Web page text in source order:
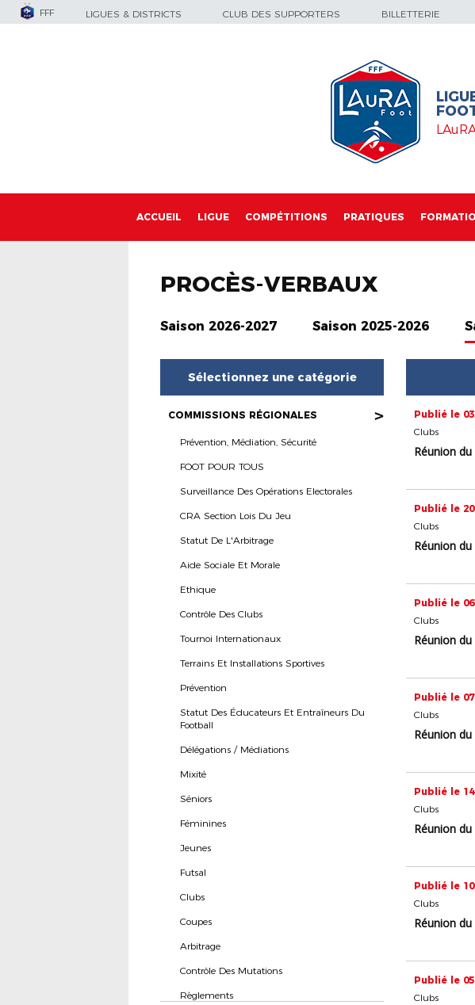
FFF LIGUES & DISTRICTS CLUB DES SUPPORTERS BILLETTERIE
ACCUEIL LIGUE COMPÉTITIONS PRATIQUES
PROCÈS-VERBAUX
Saison 2026-2027 Saison 2025-2026
Sélectionnez une catégorie
COMMISSIONS RÉGIONALES >
Prévention, Médiation, Sécurité
FOOT POUR TOUS
Surveillance Des Opérations Electorales
CRA Section Lois Du Jeu
Statut De L'Arbitrage
Aide Sociale Et Morale
Ethique
Contrôle Des Clubs
Tournoi Internationaux
Terrains Et Installations Sportives
Prévention
Statut Des Éducateurs Et Entraîneurs Du
Football
Délégations / Médiations
Mixité
Séniors
Féminines
Jeunes
Futsal
Clubs
Coupes
Arbitrage
Contrôle Des Mutations
Règlements
Publié le
Clubs
Réunion du
Publié le
Clubs
Réunion du
Publié le
Clubs
Réunion du
Publié le
Clubs
Réunion
Publié le
Clubs
Réunion
Publié le
Clubs
Réunion
Publié le
Clubs